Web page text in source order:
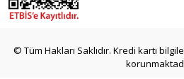
© Tüm Hakları Saklıdır. Kredi kartı